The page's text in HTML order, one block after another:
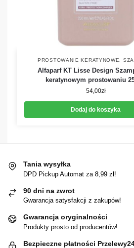
PROSTOWANIE KERATYNOWE,
Alfaparf KT Lisse Design
keratynowym prostowaniu
54,00zł
Dodaj do koszyka
Tania wysyłka
DPD Pickup Automat za 8,99 zł!
90 dni na zwrot
Gwarancja satysfakcji z zakupów!
Gwarancja oryginalności
Produkty prosto od producentów!
Bezpieczne płatności